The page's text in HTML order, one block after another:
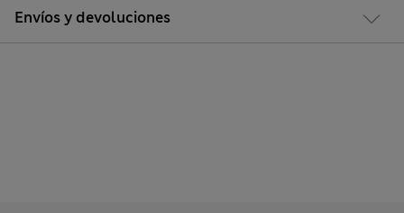
Envíos y devoluciones